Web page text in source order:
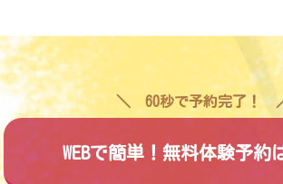
60秒で予約完了！
WEBで簡単！無料体験予約